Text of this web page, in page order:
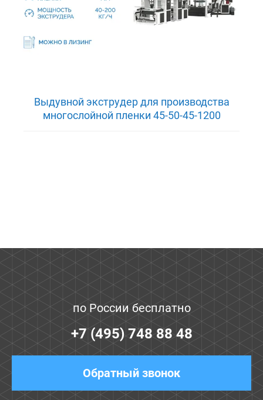
Выдувной экструдер для производства
многослойной пленки 45-50-45-1200
по России бесплатно
+7 (495) 748 88 48
Обратный звонок